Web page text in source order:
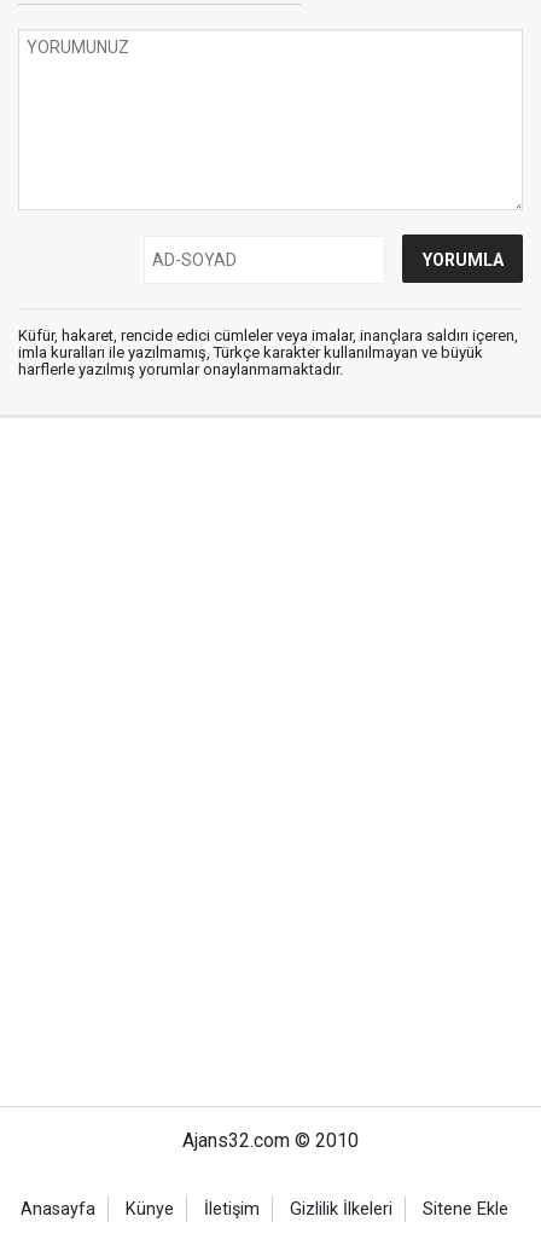
Küfür, hakaret, rencide edici cümleler veya imalar, inançlara saldırı içeren,
imla kuralları ile yazılmamış, Türkçe karakter kullanılmayan ve büyük
harflerle yazılmış yorumlar onaylanmamaktadır.
Ajans32.com © 2010
Anasayfa Künye İletişim Gizlilik İlkeleri Sitene Ekle